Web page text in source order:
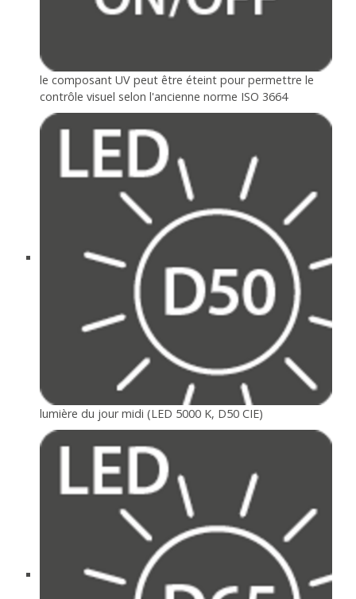
le composant UV peut être éteint pour permettre le
contrôle visuel selon l'ancienne norme ISO 3664
lumière du jour midi (LED 5000 K, D50 CIE)